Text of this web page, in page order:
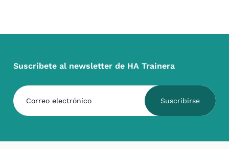
Suscríbete al newsletter de HA Trainera
Suscribirse